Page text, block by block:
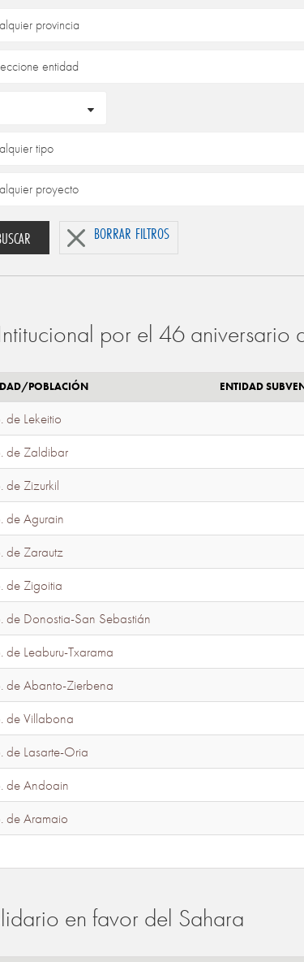
BORRAR FILTROS
por el 46 aniversario
POBLACIÓN ENTIDAD
de Lekeitio
de Zaldibar
de Zizurkil
de Agurain
de Zarautz
de Zigoitia
de Donostia-San Sebastián
de Leaburu-Txarama
de Abanto-Zierbena
de Villabona
de Lasarte-Oria
de Andoain
de Aramaio
en favor del Sahara